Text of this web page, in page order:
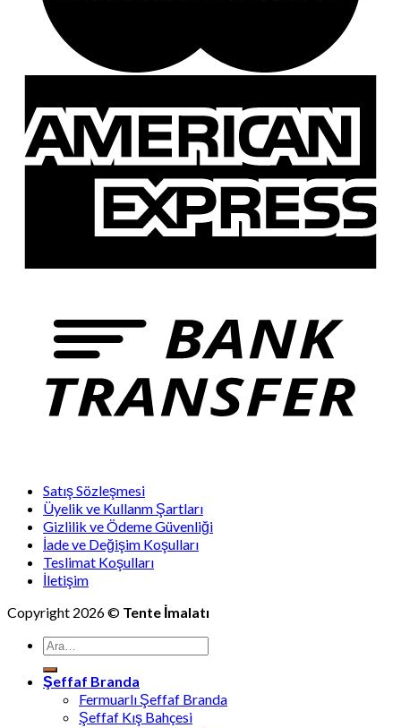
Satış Sözleşmesi
Üyelik ve Kullanm Şartları
Gizlilik ve Ödeme Güvenliği
İade ve Değişim Koşulları
Teslimat Koşulları
İletişim
Copyright 2026 © Tente İmalatı
Ara:
Şeffaf Branda
Fermuarlı Şeffaf Branda
Şeffaf Kış Bahçesi